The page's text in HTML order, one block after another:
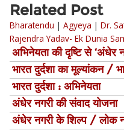
Related Post
Bharatendu | Agyeya | Dr.
Rajendra Yadav- Ek Dunia
अभिनेयता की दृष्टि से ‘अंधेर
भारत दुर्दशा का मूल्यांकन /
भारत दुर्दशा : अभिनेयता
अंधेर नगरी की संवाद योजना
अंधेर नगरी के शिल्प / लोक